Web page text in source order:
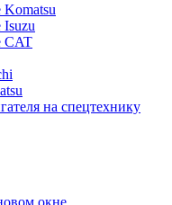
CAT
на спецтехнику
окне